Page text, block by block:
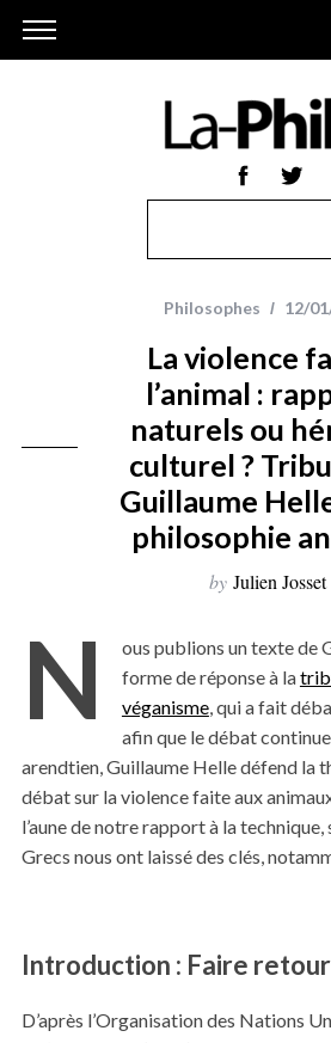
h
o
:
Philosophes 12/
La violence
l’animal :
naturels ou
culturel ?
Guillaume
philosophie
by Julien Josset
N
ous publions un texte de
forme de réponse à la
véganisme, qui a fait
afin que le débat
arendtien, Guillaume Helle défend la
débat sur la violence faite aux
l’aune de notre rapport à la technique,
Grecs nous ont laissé des clés,
Introduction : Faire
D’après l’Organisation des Nations